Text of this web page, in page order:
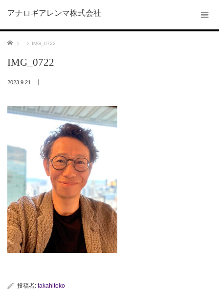
アナロギアレンマ株式会社
ホーム IMG_0722
IMG_0722
2023.9.21
投稿者: takahitoko